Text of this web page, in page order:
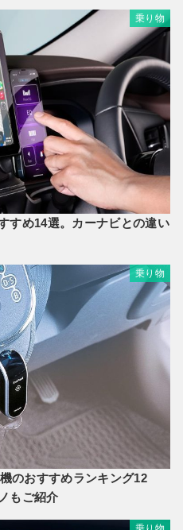
乗り物
すめ14選。カーナビとの違い
乗り物
のおすすめランキング12
もご紹介